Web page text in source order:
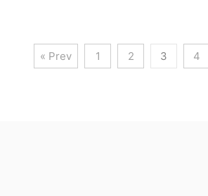
« Prev 1 2 3 4